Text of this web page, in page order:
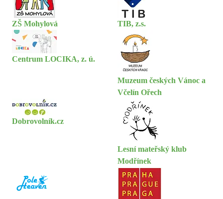
ZŠ Mohylová TIB, z.s.
Centrum LOCIKA, z. ú.
Muzeum českých Vánoc a
Včelín Ořech
Dobrovolník.cz
Lesní mateřský klub
Modřínek